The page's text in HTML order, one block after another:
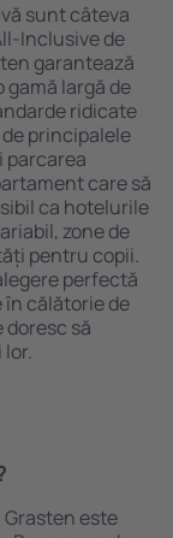
sunt câteva
Inclusive de
garantează
largă de
ridicate
principalele
parcarea
care să
ca hotelurile
zone de
pentru copii.
perfectă
călătorie de
să
Grasten este